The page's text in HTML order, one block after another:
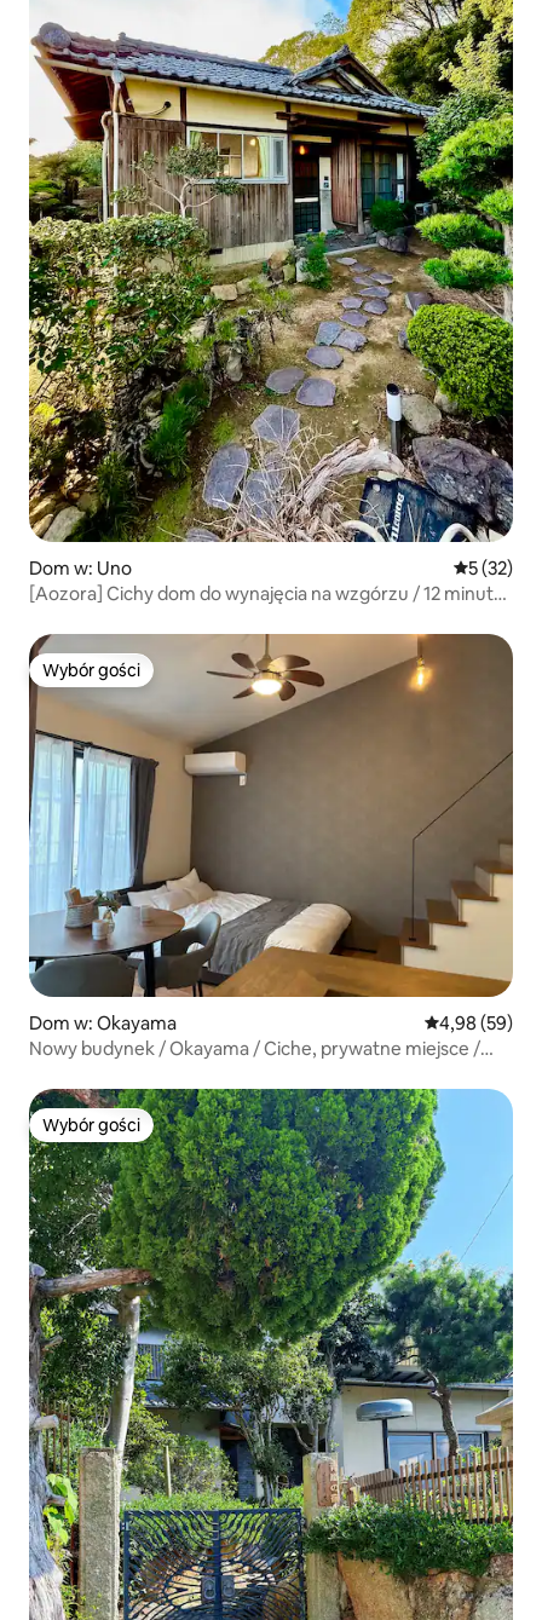
Dom w: Uno Średnia
5 (32)
[Aozora] Cichy dom do wynajęcia na wzgórzu / 12 minut
Wybór gości
Wybór gości
Dom w: Okayama Średnia
4,98 (59)
Nowy budynek / Okayama / Ciche, prywatne miejsce /
/ Miejsce dla dzieci, mile widziane rodziny
Wybór gości
Wybór gości